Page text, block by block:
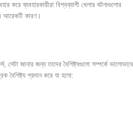
করে ব্যবহারকারীরা বিশ্বব্যাপী খেলার ঘটনাগুলোর
আরেকটি কারণ।
সেটা জানার জন্য তাদের বৈশিষ্ট্যগুলো সম্পর্কে ভালোভাবে
বৈশিষ্ট্য প্রদান করে যা হলো: